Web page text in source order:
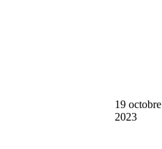
19 octobre
2023